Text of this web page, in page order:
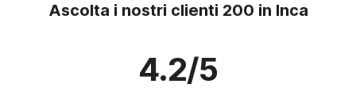
Ascolta i nostri clienti 200 in Inca
4.2/5